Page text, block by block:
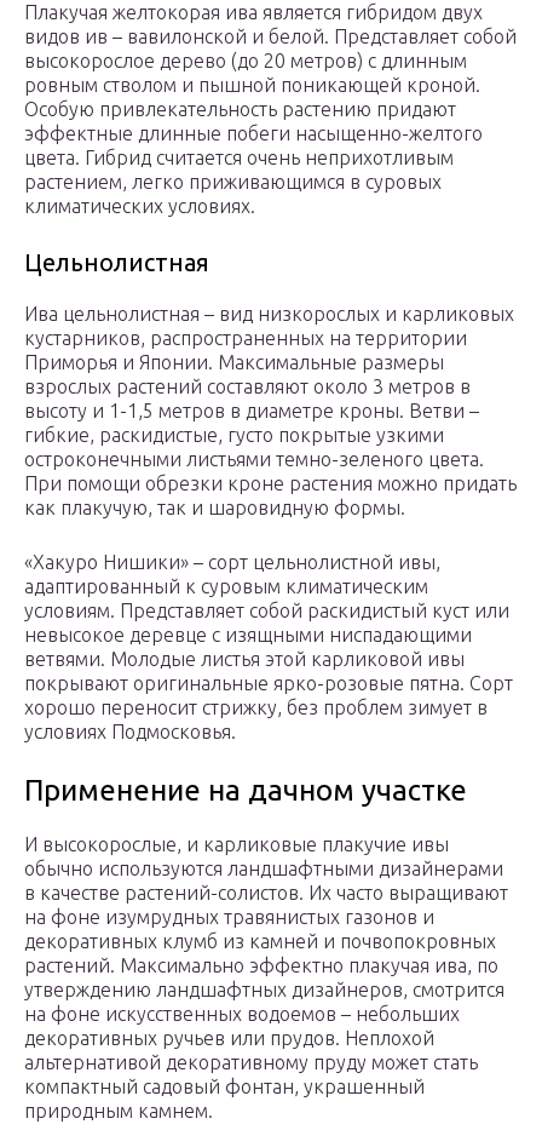
Плакучая желтокорая ива является гибридом двух
видов ив – вавилонской и белой. Представляет собой
высокорослое дерево (до 20 метров) с длинным
ровным стволом и пышной поникающей кроной.
Особую привлекательность растению придают
эффектные длинные побеги насыщенно-желтого
цвета. Гибрид считается очень неприхотливым
растением, легко приживающимся в суровых
климатических условиях.
Цельнолистная
Ива цельнолистная – вид низкорослых и карликовых
кустарников, распространенных на территории
Приморья и Японии. Максимальные размеры
взрослых растений составляют около 3 метров в
высоту и 1-1,5 метров в диаметре кроны. Ветви –
гибкие, раскидистые, густо покрытые узкими
остроконечными листьями темно-зеленого цвета.
При помощи обрезки кроне растения можно придать
как плакучую, так и шаровидную формы.
«Хакуро Нишики» – сорт цельнолистной ивы,
адаптированный к суровым климатическим
условиям. Представляет собой раскидистый куст или
невысокое деревце с изящными ниспадающими
ветвями. Молодые листья этой карликовой ивы
покрывают оригинальные ярко-розовые пятна. Сорт
хорошо переносит стрижку, без проблем зимует в
условиях Подмосковья.
Применение на дачном участке
И высокорослые, и карликовые плакучие ивы
обычно используются ландшафтными дизайнерами
в качестве растений-солистов. Их часто выращивают
на фоне изумрудных травянистых газонов и
декоративных клумб из камней и почвопокровных
растений. Максимально эффектно плакучая ива, по
утверждению ландшафтных дизайнеров, смотрится
на фоне искусственных водоемов – небольших
декоративных ручьев или прудов. Неплохой
альтернативой декоративному пруду может стать
компактный садовый фонтан, украшенный
природным камнем.